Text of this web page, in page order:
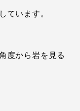
ています。
度から岩を見る